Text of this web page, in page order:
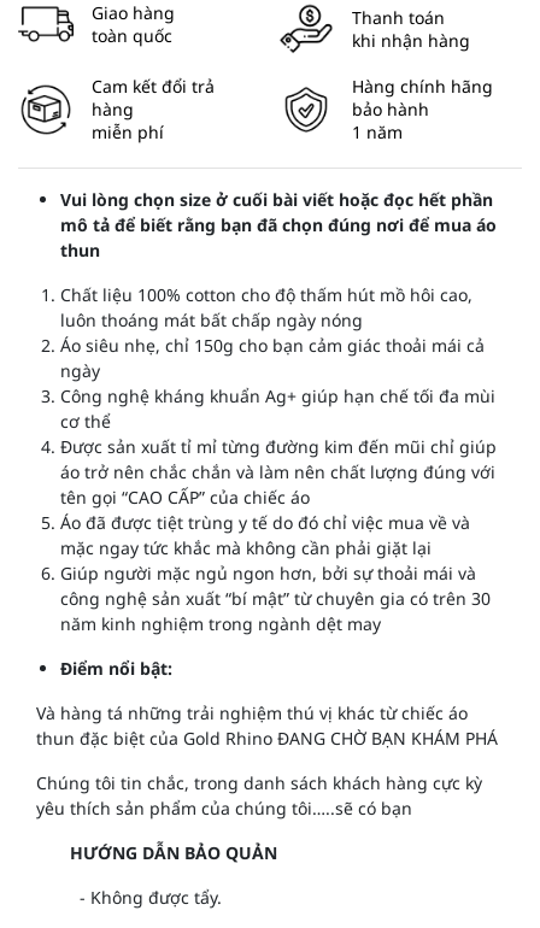
Giao hàng
toàn quốc
Thanh toán
khi nhận hàng
Cam kết đổi trả
hàng
miễn phí
Hàng chính hãng
bảo hành
1 năm
Vui lòng chọn size ở cuối bài viết hoặc đọc hết phần
mô tả để biết rằng bạn đã chọn đúng nơi để mua áo
thun
Chất liệu 100% cotton cho độ thấm hút mồ hôi cao,
luôn thoáng mát bất chấp ngày nóng
Áo siêu nhẹ, chỉ 150g cho bạn cảm giác thoải mái cả
ngày
Công nghệ kháng khuẩn Ag+ giúp hạn chế tối đa mùi
cơ thể
Được sản xuất tỉ mỉ từng đường kim đến mũi chỉ giúp
áo trở nên chắc chắn và làm nên chất lượng đúng với
tên gọi “CAO CẤP” của chiếc áo
Áo đã được tiệt trùng y tế do đó chỉ việc mua về và
mặc ngay tức khắc mà không cần phải giặt lại
Giúp người mặc ngủ ngon hơn, bởi sự thoải mái và
công nghệ sản xuất “bí mật” từ chuyên gia có trên 30
năm kinh nghiệm trong ngành dệt may
Điểm nổi bật:
Và hàng tá những trải nghiệm thú vị khác từ chiếc áo
thun đặc biệt của Gold Rhino ĐANG CHỜ BẠN KHÁM PHÁ
Chúng tôi tin chắc, trong danh sách khách hàng cực kỳ
yêu thích sản phẩm của chúng tôi…..sẽ có bạn
HƯỚNG DẪN BẢO QUẢN
- Không được tẩy.